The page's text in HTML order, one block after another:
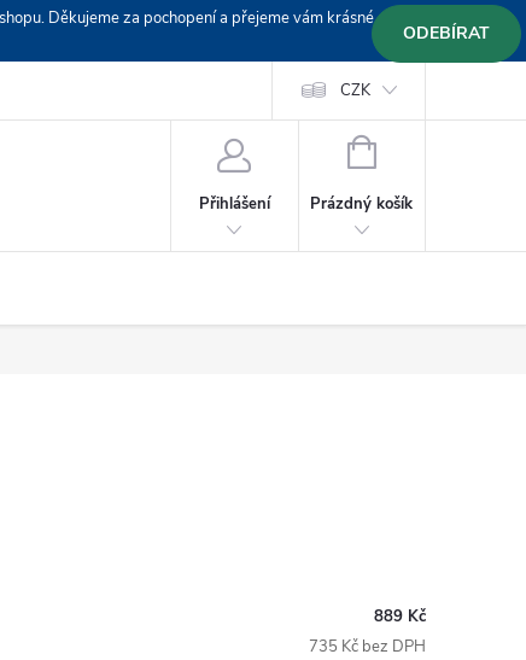
Děkujeme za pochopení a přejeme vám krásné
Platba GoPay +420 603 319382
CZK
Přihlášení
NÁKUPNÍ
Prázdný košík
ODEBÍRAT
889 Kč
735 Kč bez DPH